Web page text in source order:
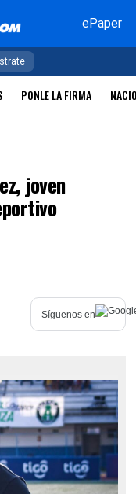
ePaper
PONLE LA FIRMA
joven
Síguenos en